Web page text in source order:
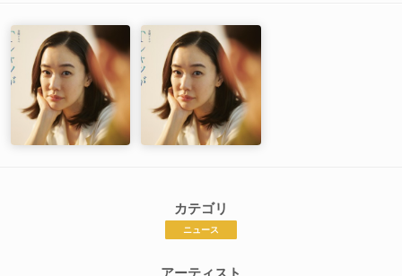
カテゴリ
ニュース
アーティスト